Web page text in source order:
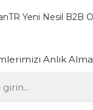
Yeni Nesil B2B
Anlık